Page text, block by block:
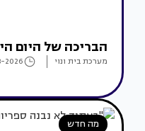
הבריכה של היום
מערכת בית ונוי 2026
מה חדש